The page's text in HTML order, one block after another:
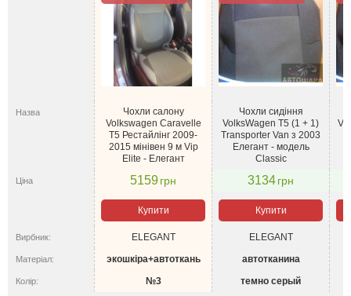
Назва
Чохли салону
Volkswagen Caravelle
T5 Рестайлінг 2009-
2015 мінівен 9 м Vip
Elite - Елегант
Чохли сидіння
VolksWagen T5 (1 + 1)
Transporter Van з 2003
Елегант - модель
Classic
Ціна 5159грн 3134грн
Купити Купити
Вирбник: ELEGANT ELEGANT
Матеріал: экошкіра+автоткань автотканина
Колір: №3 темно серый